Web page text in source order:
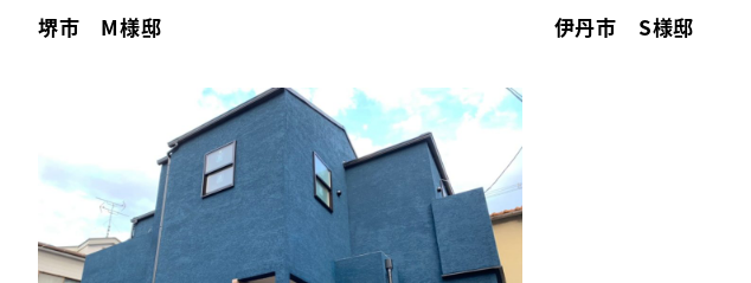
堺市 M様邸 伊丹市 S様邸